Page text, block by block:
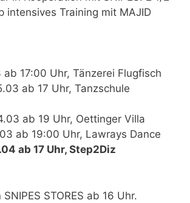
intensives Training mit MAJID
ab 17:00 Uhr, Tänzerei Flugfisch
ab 17 Uhr, Tanzschule
ab 19 Uhr, Oettinger Villa
ab 19:00 Uhr, Lawrays Dance
ab 17 Uhr, Step2Diz
STORES ab 16 Uhr.